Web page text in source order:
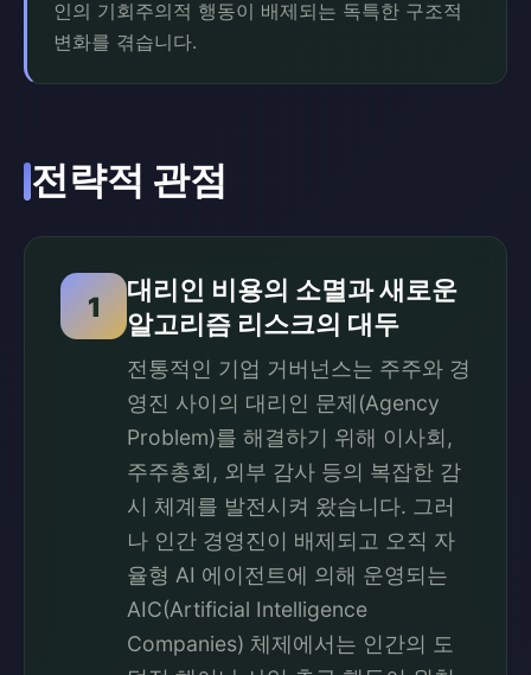
인의 기회주의적 행동이 배제되는 독특한 구조적
변화를 겪습니다.
전략적 관점
1
대리인 비용의 소멸과 새로운
알고리즘 리스크의 대두
전통적인 기업 거버넌스는 주주와 경
영진 사이의 대리인 문제(Agency
Problem)를 해결하기 위해 이사회,
주주총회, 외부 감사 등의 복잡한 감
시 체계를 발전시켜 왔습니다. 그러
나 인간 경영진이 배제되고 오직 자
율형 AI 에이전트에 의해 운영되는
AIC(Artificial Intelligence
Companies) 체제에서는 인간의 도